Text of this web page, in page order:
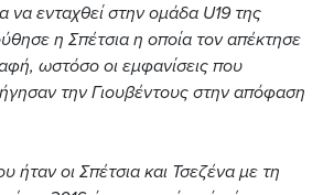
να ενταχθεί στην ομάδα U19 της
η Σπέτσια η οποία τον απέκτησε
ωστόσο οι εμφανίσεις που
την Γιουβέντους στην απόφαση
ήταν οι Σπέτσια και Τσεζένα με τη